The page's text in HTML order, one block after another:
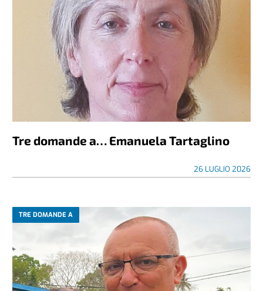
Tre domande a… Emanuela Tartaglino
26 LUGLIO 2026
TRE DOMANDE A